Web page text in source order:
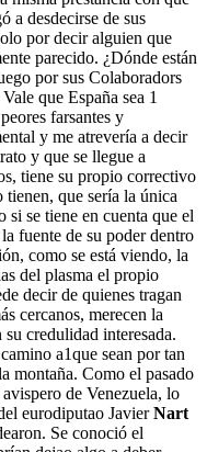
a desdecirse de sus
por decir alguien que
parecido. ¿Dónde están
por sus Colaboradors
que España sea 1
farsantes y
y me atrevería a decir
y que se llegue a
tiene su propio correctivo
que sería la única
si se tiene en cuenta que el
fuente de su poder dentro
como se está viendo, la
del plasma el propio
decir de quienes tragan
cercanos, merecen la
credulidad interesada.
a1que sean por tan
montaña. Como el pasado
de Venezuela, lo
eurodiputao JavierNart
Se conoció el